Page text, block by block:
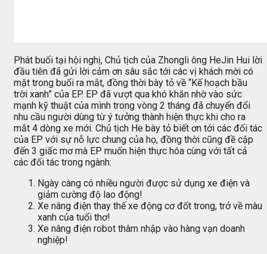
Phát buổi tại hội nghị, Chủ tịch của Zhongli ông HeJin Hui lời
đầu tiên đã gửi lời cảm ơn sâu sắc tới các vị khách mời có
mặt trong buổi ra mắt, đồng thời bày tỏ về “Kế hoạch bầu
trời xanh” của EP. EP đã vượt qua khó khăn nhờ vào sức
mạnh kỹ thuật của mình trong vòng 2 tháng đã chuyển đổi
nhu cầu người dùng từ ý tưởng thành hiện thực khi cho ra
mắt 4 dòng xe mới. Chủ tịch He bày tỏ biết ơn tới các đối tác
của EP với sự nỗ lực chung của họ, đồng thời cũng đề cập
đến 3 giấc mơ mà EP muốn hiện thực hóa cùng với tất cả
các đối tác trong ngành:
Ngày càng có nhiều người được sử dụng xe điện và
giảm cường độ lao động!
Xe nâng điện thay thế xe động cơ đốt trong, trở về màu
xanh của tuổi thơ!
Xe nâng điện robot thâm nhập vào hàng vạn doanh
nghiệp!